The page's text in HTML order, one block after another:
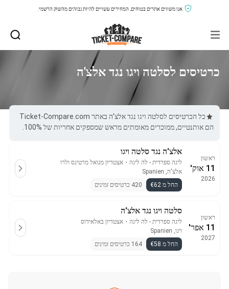
אנו משווים אתרים בטוחים, המחירים עשויים להיות גבוהים מהשוק הרשמי.
כרטיסים לסלטה ויגו נגד אלצ'ה
כל הכרטיסים לסלטה ויגו נגד אלצ'ה באתר Ticket-Compare.com
הם אותנטיים, ממוכרים מאומתים מראש שמספקים אחריות של 100%.
ראשון
11 אוק'
2026
אלצ'ה נגד סלטה ויגו
ליגה ספרדית - לה ליגה ・ אצטדיון מנואל מרטינס ולרו
אלצ'ה, Spanien
החל מ €62
420 כרטיסים זמינים
ראשון
11 אפר'
2027
סלטה ויגו נגד אלצ'ה
ליגה ספרדית - לה ליגה ・ אצטדיון באלאידוס
ויגו, Spanien
החל מ €58
164 כרטיסים זמינים